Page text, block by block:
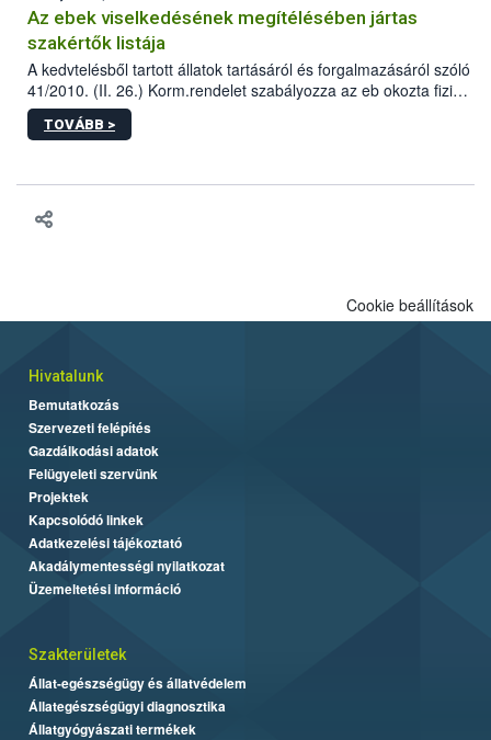
Az ebek viselkedésének megítélésében jártas
szakértők listája
A kedvtelésből tartott állatok tartásáról és forgalmazásáról szóló
41/2010. (II. 26.) Korm.rendelet szabályozza az eb okozta fizikai
sérülés, illetve ennek veszélye keletkezésekor felmerülő
hatósági feladatokat, valamint a veszélyes eb tartását és annak
TOVÁBB >
Cookie beállítások
Hivatalunk
Bemutatkozás
Szervezeti felépítés
Gazdálkodási adatok
Felügyeleti szervünk
Projektek
Kapcsolódó linkek
Adatkezelési tájékoztató
Akadálymentességi nyilatkozat
Üzemeltetési információ
Szakterületek
Állat-egészségügy és állatvédelem
Állategészségügyi diagnosztika
Állatgyógyászati termékek